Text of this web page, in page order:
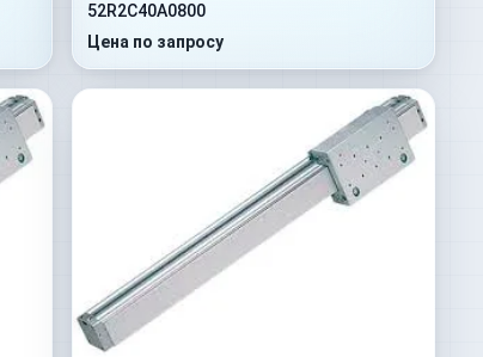
52R2C40A0800
Цена по запросу